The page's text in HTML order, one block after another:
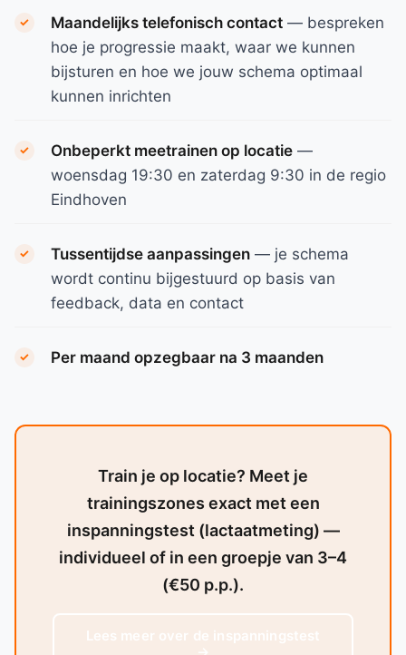
Maandelijks telefonisch contact — bespreken
hoe je progressie maakt, waar we kunnen
bijsturen en hoe we jouw schema optimaal
kunnen inrichten
Onbeperkt meetrainen op locatie —
woensdag 19:30 en zaterdag 9:30 in de regio
Eindhoven
Tussentijdse aanpassingen — je schema
wordt continu bijgestuurd op basis van
feedback, data en contact
Per maand opzegbaar na 3 maanden
Train je op locatie? Meet je
trainingszones exact met een
inspanningstest (lactaatmeting) —
individueel of in een groepje van 3–4
(€50 p.p.).
Lees meer over de inspanningstest